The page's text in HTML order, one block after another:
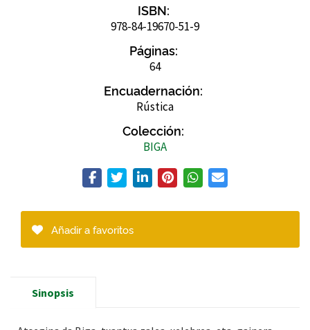
ISBN:
978-84-19670-51-9
Páginas:
64
Encuadernación:
Rústica
Colección:
BIGA
Añadir a favoritos
Sinopsis